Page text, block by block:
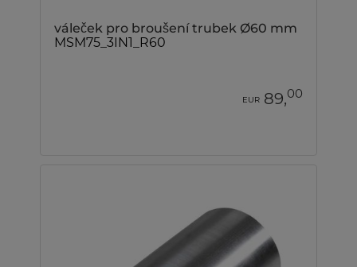
váleček pro broušení trubek Ø60 mm
MSM75_3IN1_R60
EUR 89,00